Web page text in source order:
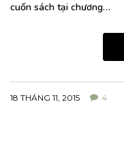
cuốn sách tại chương…
18 THÁNG 11, 2015 4